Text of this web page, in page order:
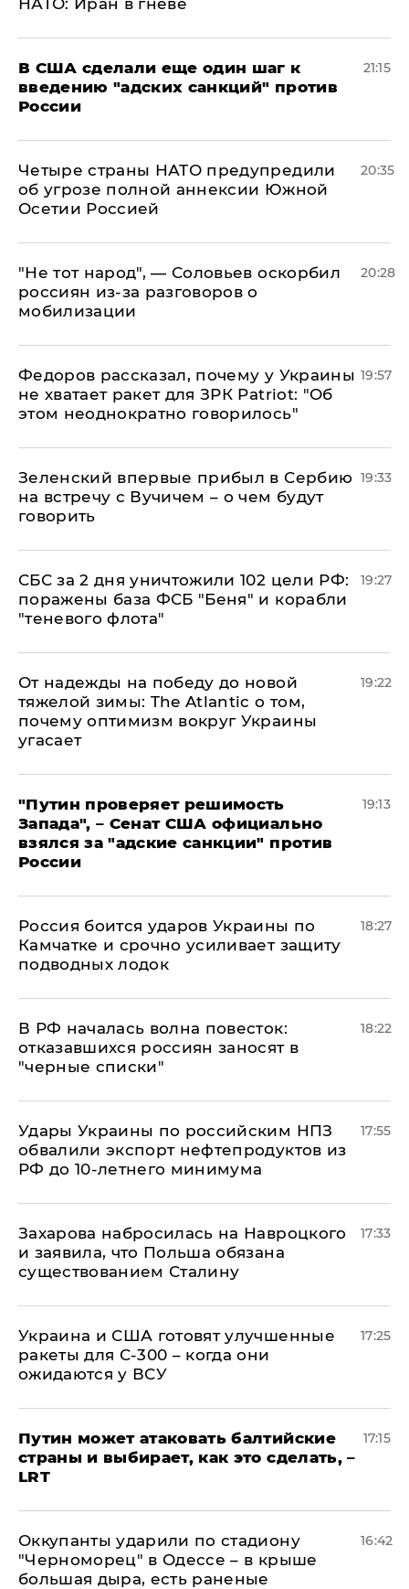
НАТО: Иран в гневе
В США сделали еще один шаг к
введению "адских санкций" против
России
21:15
Четыре страны НАТО предупредили
об угрозе полной аннексии Южной
Осетии Россией
20:35
​"Не тот народ", — Соловьев оскорбил
россиян из-за разговоров о
мобилизации
20:28
Федоров рассказал, почему у Украины
не хватает ракет для ЗРК Patriot: "Об
этом неоднократно говорилось"
19:57
Зеленский впервые прибыл в Сербию
на встречу с Вучичем – о чем будут
говорить
19:33
СБС за 2 дня уничтожили 102 цели РФ:
поражены база ФСБ "Беня" и корабли
"теневого флота"
19:27
От надежды на победу до новой
тяжелой зимы: The Atlantic о том,
почему оптимизм вокруг Украины
угасает
19:22
"Путин проверяет решимость
Запада", – Сенат США официально
взялся за "адские санкции" против
России
19:13
Россия боится ударов Украины по
Камчатке и срочно усиливает защиту
подводных лодок
18:27
​В РФ началась волна повесток:
отказавшихся россиян заносят в
"черные списки"
18:22
Удары Украины по российским НПЗ
обвалили экспорт нефтепродуктов из
РФ до 10-летнего минимума
17:55
​Захарова набросилась на Навроцкого
и заявила, что Польша обязана
существованием Сталину
17:33
Украина и США готовят улучшенные
ракеты для С-300 – когда они
ожидаются у ВСУ
17:25
Путин может атаковать балтийские
страны и выбирает, как это сделать, –
LRT
17:15
Оккупанты ударили по стадиону
"Черноморец" в Одессе – в крыше
большая дыра, есть раненые
16:42